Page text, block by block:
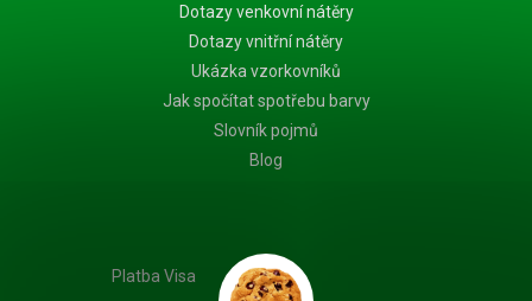
Dotazy venkovní nátěry
Dotazy vnitřní nátěry
Ukázka vzorkovníků
Jak spočítat spotřebu barvy
Slovník pojmů
Blog
Platba Visa